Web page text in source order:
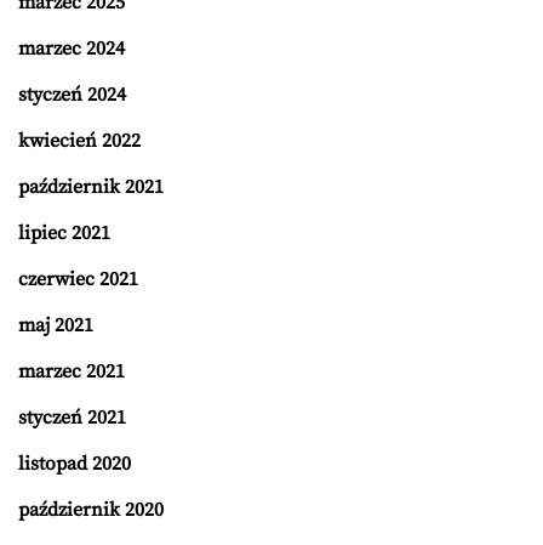
marzec 2024
styczeń 2024
kwiecień 2022
październik 2021
lipiec 2021
czerwiec 2021
maj 2021
marzec 2021
styczeń 2021
listopad 2020
październik 2020